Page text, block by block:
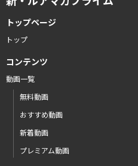
トップページ
トップ
コンテンツ
動画一覧
無料動画
おすすめ動画
新着動画
プレミアム動画